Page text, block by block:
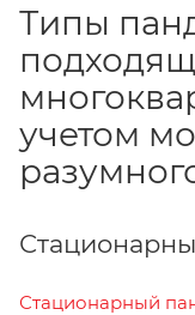
Типы
учетом
Стационарный